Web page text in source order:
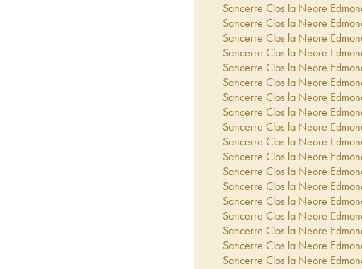
Sancerre Clos la Neore
Sancerre Clos la Neore
Sancerre Clos la Neore
Sancerre Clos la Neore
Sancerre Clos la Neore
Sancerre Clos la Neore
Sancerre Clos la Neore
Sancerre Clos la Neore
Sancerre Clos la Neore
Sancerre Clos la Neore
Sancerre Clos la Neore
Sancerre Clos la Neore
Sancerre Clos la Neore
Sancerre Clos la Neore
Sancerre Clos la Neore
Sancerre Clos la Neore
Sancerre Clos la Neore
Sancerre Clos la Neore